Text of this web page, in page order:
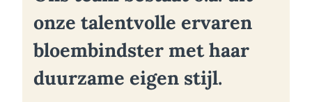
onze talentvolle ervaren
bloembindster met haar
duurzame eigen stijl.